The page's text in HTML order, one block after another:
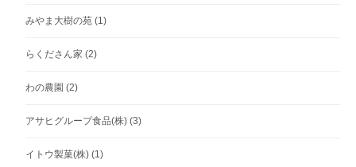
みやま大樹の苑 (1)
らくださん家 (2)
わの農園 (2)
アサヒグループ食品(株) (3)
イトウ製菓(株) (1)